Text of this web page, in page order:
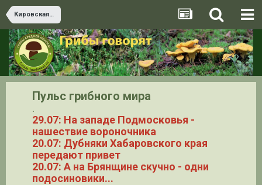
Кировская область
Пульс грибного мира
.
29.07: На западе Подмосковья -
нашествие вороночника
20.07: Дубняки Хабаровского края
передают привет
20.07: А на Брянщине скучно - одни
подосиновики...